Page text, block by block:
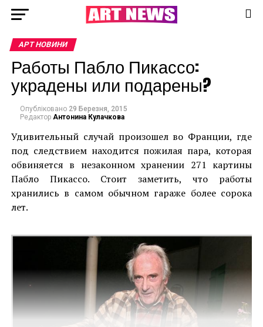
АРТ НОВИНИ
Работы Пабло Пикассо:
украдены или подарены?
Опубліковано 29 Березня, 2015
Редактор Антонина Кулачкова
Удивительный случай произошел во Франции, где
под следствием находится пожилая пара, которая
обвиняется в незаконном хранении 271 картины
Пабло Пикассо. Стоит заметить, что работы
хранились в самом обычном гараже более сорока
лет.